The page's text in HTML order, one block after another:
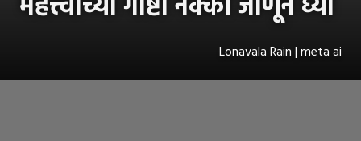
Lonavala Rain | meta ai